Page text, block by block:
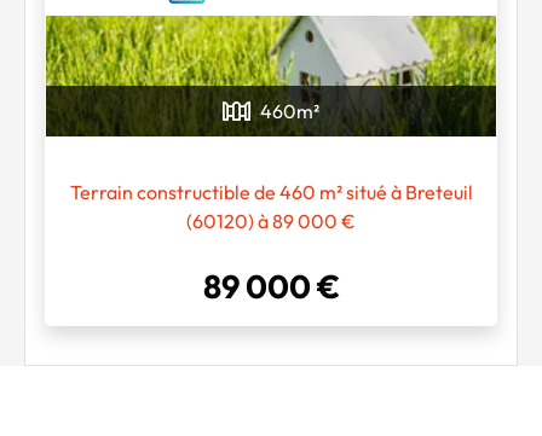
460m²
Terrain constructible de 460 m² situé à Breteuil
(60120) à 89 000 €
89 000 €